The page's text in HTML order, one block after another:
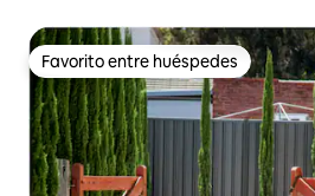
Favorito entre huéspedes
Favorito entre huéspedes